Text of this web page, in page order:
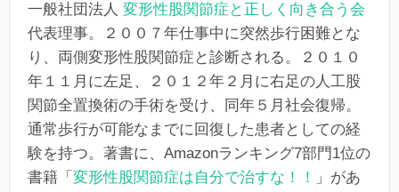
一般社団法人 変形性股関節症と正しく向き合う会
代表理事。２００７年仕事中に突然歩行困難とな
り、両側変形性股関節症と診断される。２０１０
年１１月に左足、２０１２年２月に右足の人工股
関節全置換術の手術を受け、同年５月社会復帰。
通常歩行が可能なまでに回復した患者としての経
験を持つ。著書に、Amazonランキング7部門1位の
書籍「 変形性股関節症は自分で治すな！！
」があ